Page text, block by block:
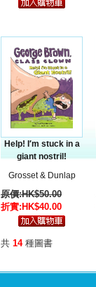
Help! I′m stuck in a
giant nostril!
Grosset & Dunlap
原價:HK$50.00
折實:HK$40.00
共 14種圖書